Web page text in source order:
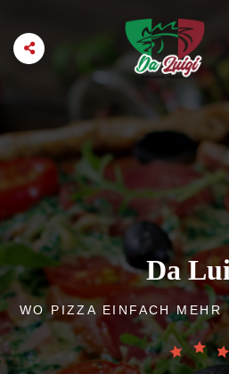
Da
WO PIZZA EINFACH